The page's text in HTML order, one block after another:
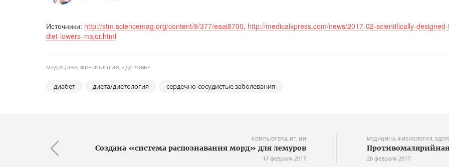
Источники: http://stm.sciencemag.org/content/9/377/eaai8700, http://medicalxpress.com/news/2017-02-scientifically-
diet-lowers-major.html
МЕДИЦИНА, ФИЗИОЛОГИЯ, ЗДОРОВЬЕ
диабет диета/диетология сердечно-сосудистые заболевания
КОМПЬЮТЕРЫ, ИТ, ИИ
Создана «система распознавания морд» для лемуров
17 февраля 2017
МЕДИЦИНА, ФИЗИОЛОГИЯ,
20 февраля 2017